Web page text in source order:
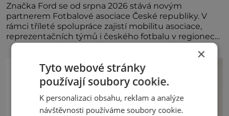
Značka Ford se od srpna 2026 stává novým
partnerem Fotbalové asociace České republiky. V
rámci tříleté spolupráce zajistí mobilitu asociace,
reprezentačních týmů i českého fotbalu v regionech.
Partner
×
Tyto webové stránky
používají soubory cookie.
K personalizaci obsahu, reklam a analýze
návštěvnosti používáme soubory cookie.